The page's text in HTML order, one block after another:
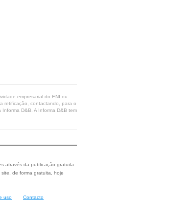
empresarial do ENI ou
retificação, contactando, para o
D&B. A Informa D&B tem
através da publicação gratuita
de forma gratuita, hoje
uso Contacto